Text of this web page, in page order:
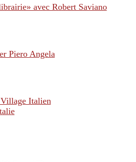
avec Robert Saviano
Piero Angela
Italien